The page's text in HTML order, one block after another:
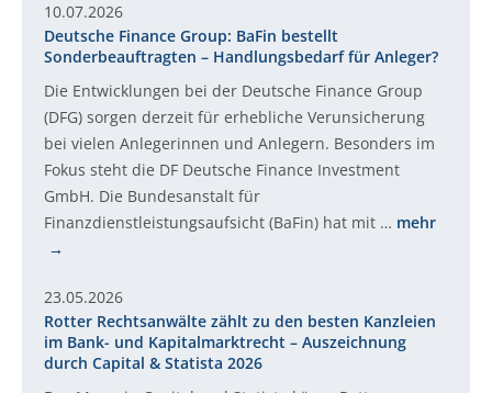
10.07.2026
Deutsche Finance Group: BaFin bestellt
Sonderbeauftragten – Handlungsbedarf für Anleger?
Die Entwicklungen bei der Deutsche Finance Group
(DFG) sorgen derzeit für erhebliche Verunsicherung
bei vielen Anlegerinnen und Anlegern. Besonders im
Fokus steht die DF Deutsche Finance Investment
GmbH. Die Bundesanstalt für
Finanzdienstleistungsaufsicht (BaFin) hat mit … mehr
23.05.2026
Rotter Rechtsanwälte zählt zu den besten Kanzleien
im Bank- und Kapitalmarktrecht – Auszeichnung
durch Capital & Statista 2026